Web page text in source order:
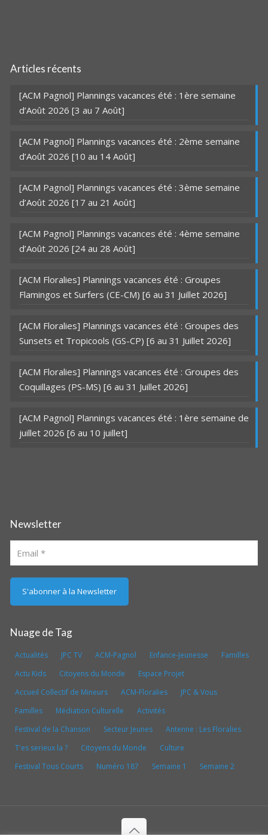
Articles récents
[ACM Pagnol] Plannings vacances été : 1ère semaine
d’Août 2026 [3 au 7 Août]
[ACM Pagnol] Plannings vacances été : 2ème semaine
d’Août 2026 [10 au 14 Août]
[ACM Pagnol] Plannings vacances été : 3ème semaine
d’Août 2026 [17 au 21 Août]
[ACM Pagnol] Plannings vacances été : 4ème semaine
d’Août 2026 [24 au 28 Août]
[ACM Floralies] Plannings vacances été : Groupes
Flamingos et Surfers (CE-CM) [6 au 31 Juillet 2026]
[ACM Floralies] Plannings vacances été : Groupes des
Sunsets et Tropicools (GS-CP) [6 au 31 Juillet 2026]
[ACM Floralies] Plannings vacances été : Groupes des
Coquillages (PS-MS) [6 au 31 Juillet 2026]
[ACM Pagnol] Plannings vacances été : 1ère semaine de
juillet 2026 [6 au 10 juillet]
Newsletter
Nuage de Tag
Actualités JPC TV ACM-Pagnol Enfance-Jeunesse
Familles
Actu Kids
Citoyens du Monde
Espace Projet
Accueil Collectif de Mineurs
ACM-Floralies
JPC & Vous
Familles
Médiation Culturelle
Activités
Festival de la Chanson
Secteur Jeunes
Antenne : Les Floralies
T'es serieux la ?
Citoyens du Monde
Culture
Festival Tous Courts
Numéro 187 Semaine 1 Semaine 2